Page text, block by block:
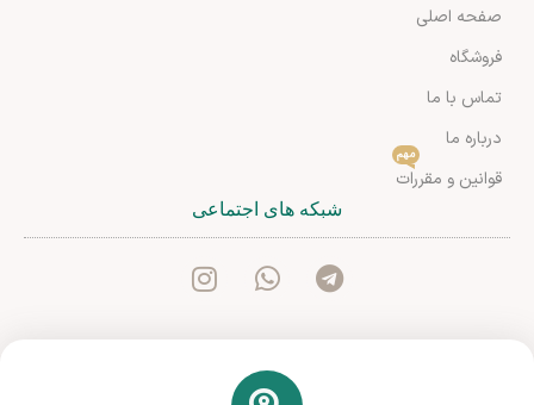
صفحه اصلی
فروشگاه
تماس با ما
درباره ما
قوانین و مقررات
مهم
شبکه های اجتماعی